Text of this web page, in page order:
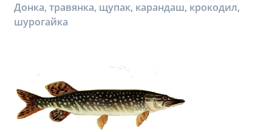
Донка, травянка, щупак, карандаш, крокодил,
шурогайка